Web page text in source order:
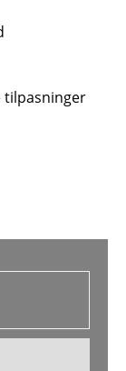
tilpasninger